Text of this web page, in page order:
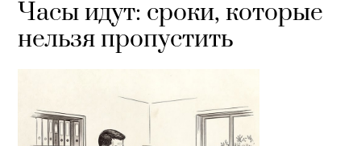
Часы идут: сроки, которые
нельзя пропустить